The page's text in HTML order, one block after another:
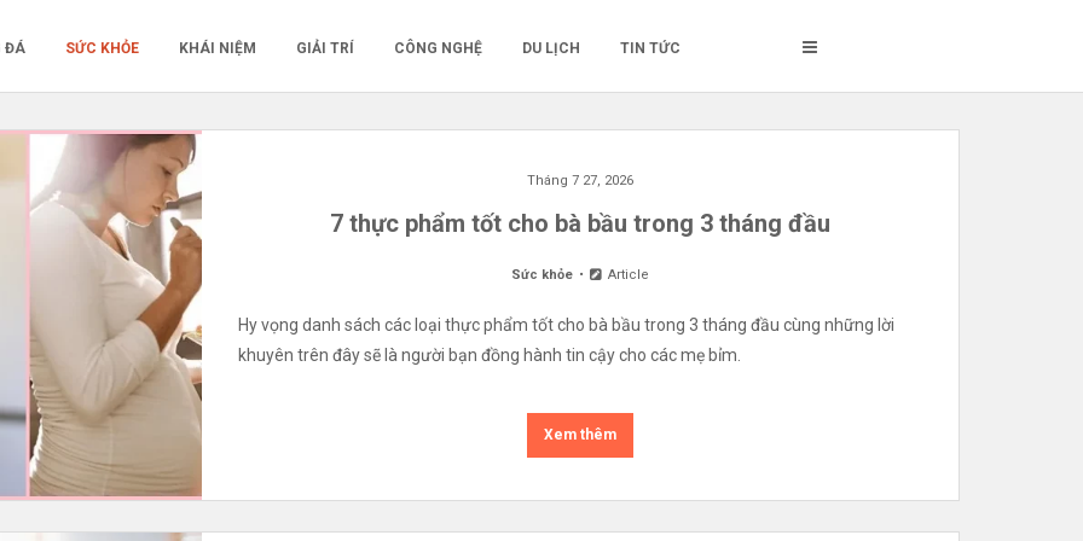
ĐÁ SỨC KHỎE KHÁI NIỆM GIẢI TRÍ CÔNG NGHỆ DU LỊCH TIN TỨC
Tháng 7 27, 2026
7 thực phẩm tốt cho bà bầu trong 3 tháng đầu
Sức khỏe Article
Hy vọng danh sách các loại thực phẩm tốt cho bà bầu trong 3 tháng đầu cùng những lời
khuyên trên đây sẽ là người bạn đồng hành tin cậy cho các mẹ bỉm.
Xem thêm